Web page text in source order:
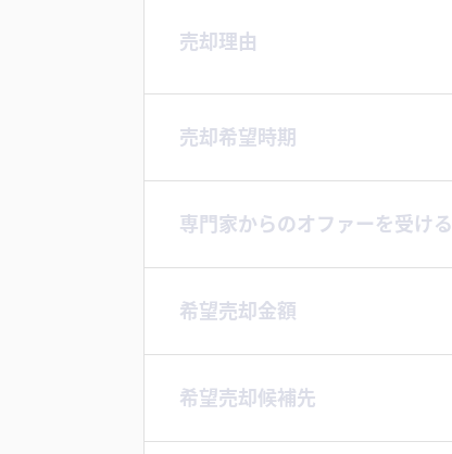
売却理由
売却希望時期
専門家からのオファーを受ける
希望売却金額
希望売却候補先